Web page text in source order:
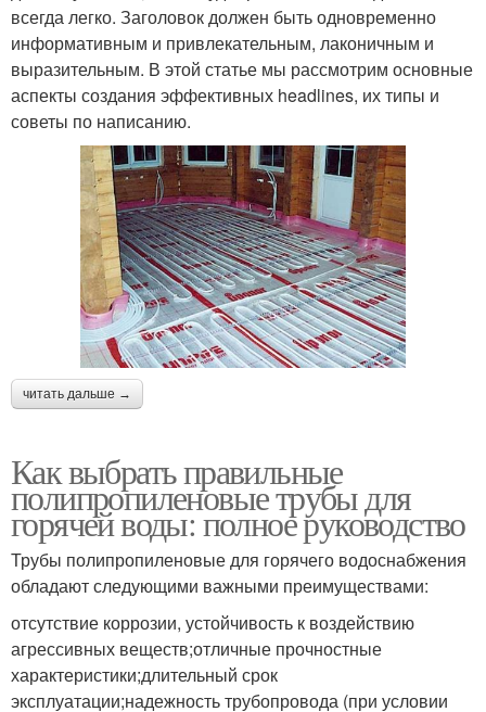
всегда легко. Заголовок должен быть одновременно
информативным и привлекательным, лаконичным и
выразительным. В этой статье мы рассмотрим основные
аспекты создания эффективных headlines, их типы и
советы по написанию.
читать дальше →
Как выбрать правильные
полипропиленовые трубы для
горячей воды: полное руководство
Трубы полипропиленовые для горячего водоснабжения
обладают следующими важными преимуществами:
отсутствие коррозии, устойчивость к воздействию
агрессивных веществ;отличные прочностные
характеристики;длительный срок
эксплуатации;надежность трубопровода (при условии